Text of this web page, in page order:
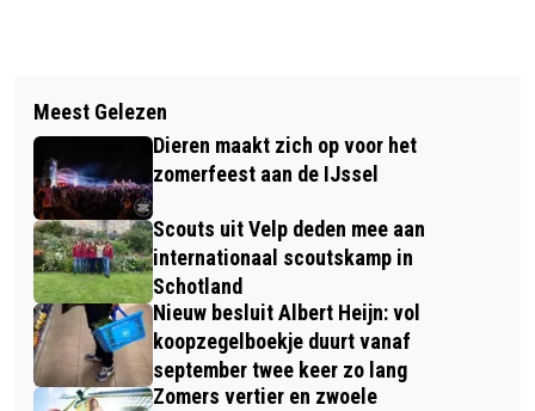
HUISDIER VAN DE WEEK: DIABLO
ZOEKT EEN GOEDE DOENER
SPECIALE KIDSRUN BIJ AV GELRE!
Meest Gelezen
Dieren maakt zich op voor het
zomerfeest aan de IJssel
Scouts uit Velp deden mee aan
internationaal scoutskamp in
Schotland
Nieuw besluit Albert Heijn: vol
koopzegelboekje duurt vanaf
september twee keer zo lang
Zomers vertier en zwoele